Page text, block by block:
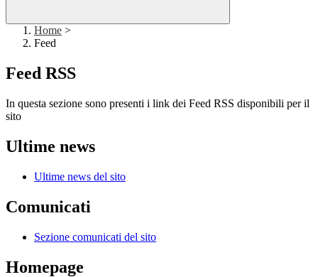
Home >
Feed
Feed RSS
In questa sezione sono presenti i link dei Feed RSS disponibili per il
sito
Ultime news
Ultime news del sito
Comunicati
Sezione comunicati del sito
Homepage